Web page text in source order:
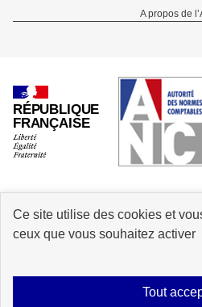
Ce site utilise des cookies et
ceux que vous souhaitez activer
Tout
page
A propos de
RÉPUBLIQUE
FRANÇAISE
info.gouv.fr service-